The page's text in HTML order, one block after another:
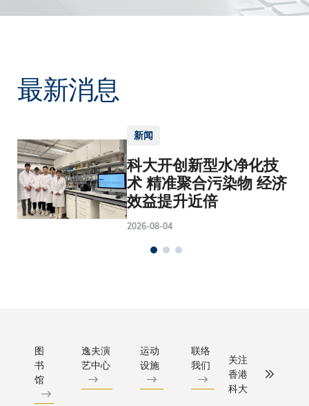
最新消息
新闻
科大开创新型水净化技
术 精准聚合污染物 经济
效益提升近倍
2026-08-04
图
书
馆
逸夫演
艺中心
运动
设施
联络
我们
关注
香港
科大